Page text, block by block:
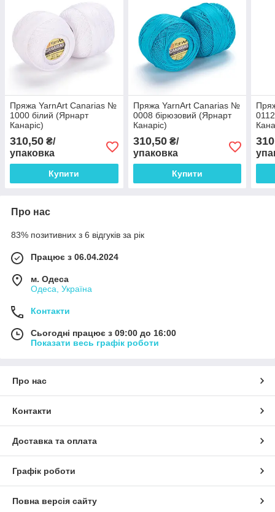
Пряжа YarnArt Canarias №
1000 білий (Ярнарт
Канаріс)
310,50 ₴/
упаковка
Купити
Пряжа YarnArt Canarias №
0008 бірюзовий (Ярнарт
Канаріс)
310,50₴/
упаковка
Купити
Про нас
83% позитивних з 6 відгуків за рік
Працює з 06.04.2024
м. Одеса
Одеса, Україна
Контакти
Сьогодні працює з 09:00 до 16:00
Показати весь графік роботи
Про нас
Контакти
Доставка та оплата
Графік роботи
Повна версія сайту